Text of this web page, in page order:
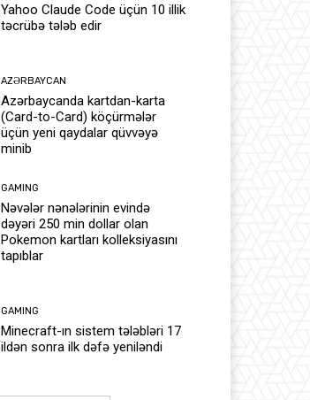
Yahoo Claude Code üçün 10 illik
təcrübə tələb edir
AZƏRBAYCAN
Azərbaycanda kartdan-karta
(Card-to-Card) köçürmələr
üçün yeni qaydalar qüvvəyə
minib
GAMING
Nəvələr nənələrinin evində
dəyəri 250 min dollar olan
Pokemon kartları kolleksiyasını
tapıblar
GAMING
Minecraft-ın sistem tələbləri 17
ildən sonra ilk dəfə yeniləndi